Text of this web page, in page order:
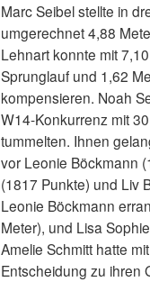
Marc Seibel stellte in
umgerechnet 4,88
Lehnart konnte mit
Sprunglauf und 1,62
kompensieren. Noah
W14-Konkurrenz mit
tummelten. Ihnen
vor Leonie Böckmann
(1817 Punkte) und Liv
Leonie Böckmann
Meter), und Lisa
Amelie Schmitt hatte
Entscheidung zu ihren